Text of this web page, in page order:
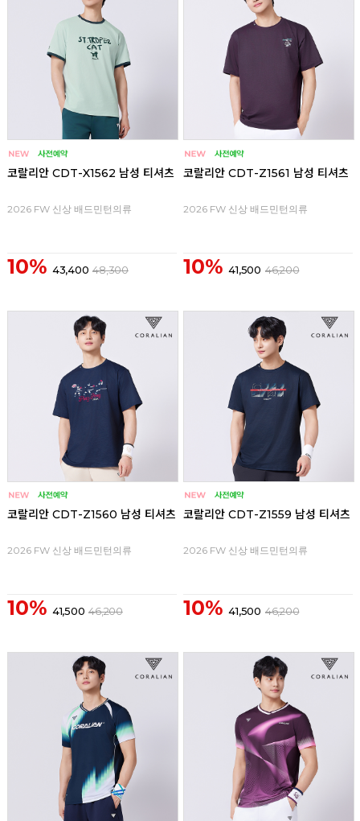
코랄리안 CDT-X1562 남성 티셔츠
2026 FW 신상 배드민턴의류
10% 43,400 48,300
코랄리안 CDT-Z1561 남성 티셔츠
2026 FW 신상 배드민턴의류
10% 41,500 46,200
코랄리안 CDT-Z1560 남성 티셔츠
2026 FW 신상 배드민턴의류
10% 41,500 46,200
코랄리안 CDT-Z1559 남성 티셔츠
2026 FW 신상 배드민턴의류
10% 41,500 46,200